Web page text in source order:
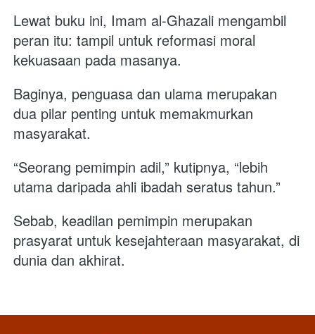
Lewat buku ini, Imam al-Ghazali mengambil
peran itu: tampil untuk reformasi moral
kekuasaan pada masanya.
Baginya, penguasa dan ulama merupakan
dua pilar penting untuk memakmurkan
masyarakat.
“Seorang pemimpin adil,” kutipnya, “lebih
utama daripada ahli ibadah seratus tahun.”
Sebab, keadilan pemimpin merupakan
prasyarat untuk kesejahteraan masyarakat, di
dunia dan akhirat.